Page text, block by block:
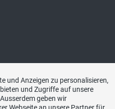
und Anzeigen zu personalisieren,
und Zugriffe auf unsere
geben wir